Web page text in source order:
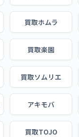
買取ホムラ
買取楽園
買取ソムリエ
アキモバ
買取TOJO